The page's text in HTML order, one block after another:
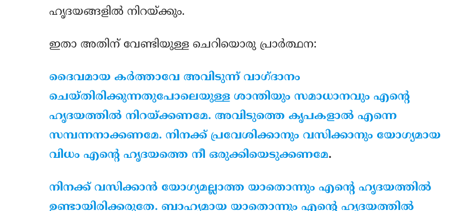
ഹൃദയങ്ങളില്‍ നിറയ്ക്കും.
ഇതാ അതിന് വേണ്ടിയുള്ള ചെറിയൊരു പ്രാര്‍ത്ഥന:
ദൈവമായ കര്‍ത്താവേ അവിടുന്ന് വാഗ്ദാനം
ചെയ്തിരിക്കുന്നതുപോലെയുള്ള ശാന്തിയും സമാധാനവും എന്റെ
ഹൃദയത്തില്‍ നിറയ്ക്കണമേ. അവിടുത്തെ കൃപകളാല്‍ എന്നെ
സമ്പന്നനാക്കണമേ. നിനക്ക് പ്രവേശിക്കാനും വസിക്കാനും യോഗ്യമായ
വിധം എന്റെ ഹൃദയത്തെ നീ ഒരുക്കിയെടുക്കണമേ.
നിനക്ക് വസിക്കാന്‍ യോഗ്യമല്ലാത്ത യാതൊന്നും എന്റെ ഹൃദയത്തില്‍
ഉണ്ടായിരിക്കരുതേ. ബാഹ്യമായ യാതൊന്നും എന്റെ ഹൃദയത്തില്‍